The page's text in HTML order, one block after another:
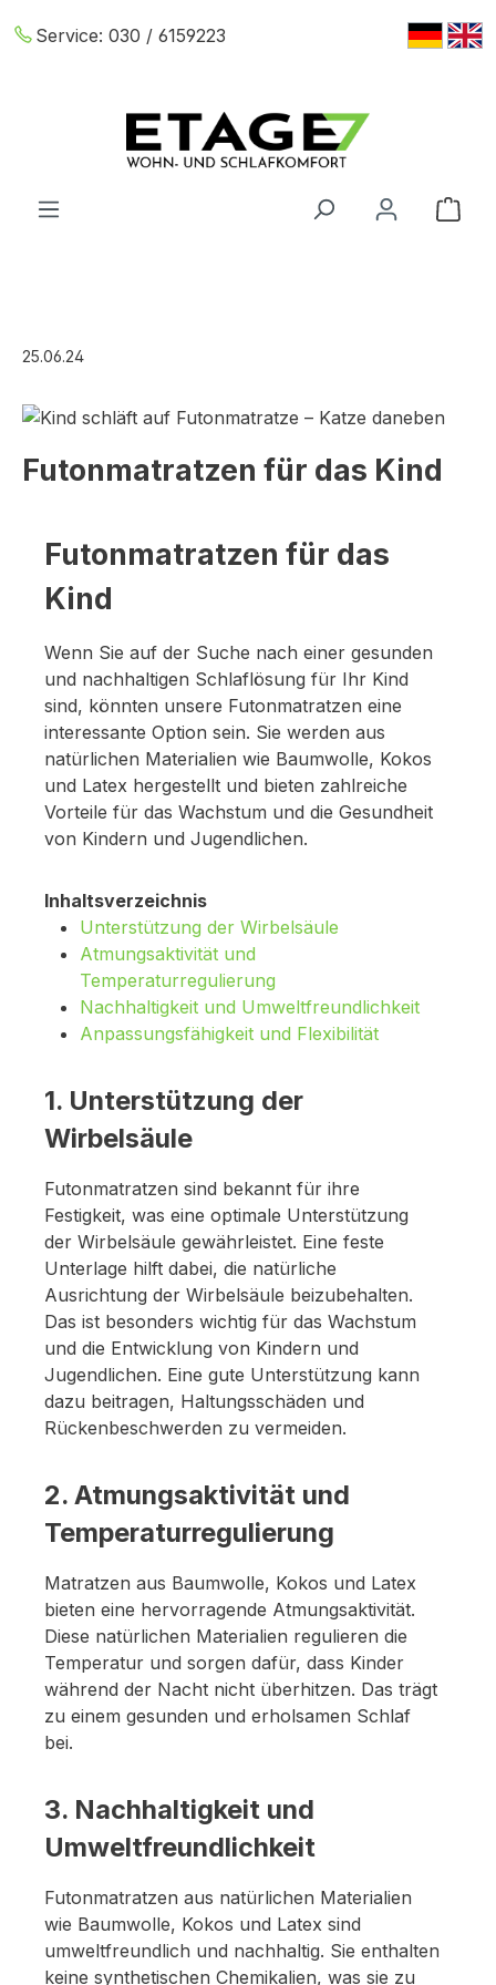
Zum Hauptinhalt springen
Service: 030 / 6159223
25.06.24
Futonmatratzen für das Kind
Futonmatratzen für das
Kind
Wenn Sie auf der Suche nach einer gesunden
und nachhaltigen Schlaflösung für Ihr Kind
sind, könnten unsere Futonmatratzen eine
interessante Option sein. Sie werden aus
natürlichen Materialien wie Baumwolle, Kokos
und Latex hergestellt und bieten zahlreiche
Vorteile für das Wachstum und die Gesundheit
von Kindern und Jugendlichen.
Inhaltsverzeichnis
Unterstützung der Wirbelsäule
Atmungsaktivität und
Temperaturregulierung
Nachhaltigkeit und Umweltfreundlichkeit
Anpassungsfähigkeit und Flexibilität
1. Unterstützung der
Wirbelsäule
Futonmatratzen sind bekannt für ihre
Festigkeit, was eine optimale Unterstützung
der Wirbelsäule gewährleistet. Eine feste
Unterlage hilft dabei, die natürliche
Ausrichtung der Wirbelsäule beizubehalten.
Das ist besonders wichtig für das Wachstum
und die Entwicklung von Kindern und
Jugendlichen. Eine gute Unterstützung kann
dazu beitragen, Haltungsschäden und
Rückenbeschwerden zu vermeiden.
2. Atmungsaktivität und
Temperaturregulierung
Matratzen aus Baumwolle, Kokos und Latex
bieten eine hervorragende Atmungsaktivität.
Diese natürlichen Materialien regulieren die
Temperatur und sorgen dafür, dass Kinder
während der Nacht nicht überhitzen. Das trägt
zu einem gesunden und erholsamen Schlaf
bei.
3. Nachhaltigkeit und
Umweltfreundlichkeit
Futonmatratzen aus natürlichen Materialien
wie Baumwolle, Kokos und Latex sind
umweltfreundlich und nachhaltig. Sie enthalten
keine synthetischen Chemikalien, was sie zu